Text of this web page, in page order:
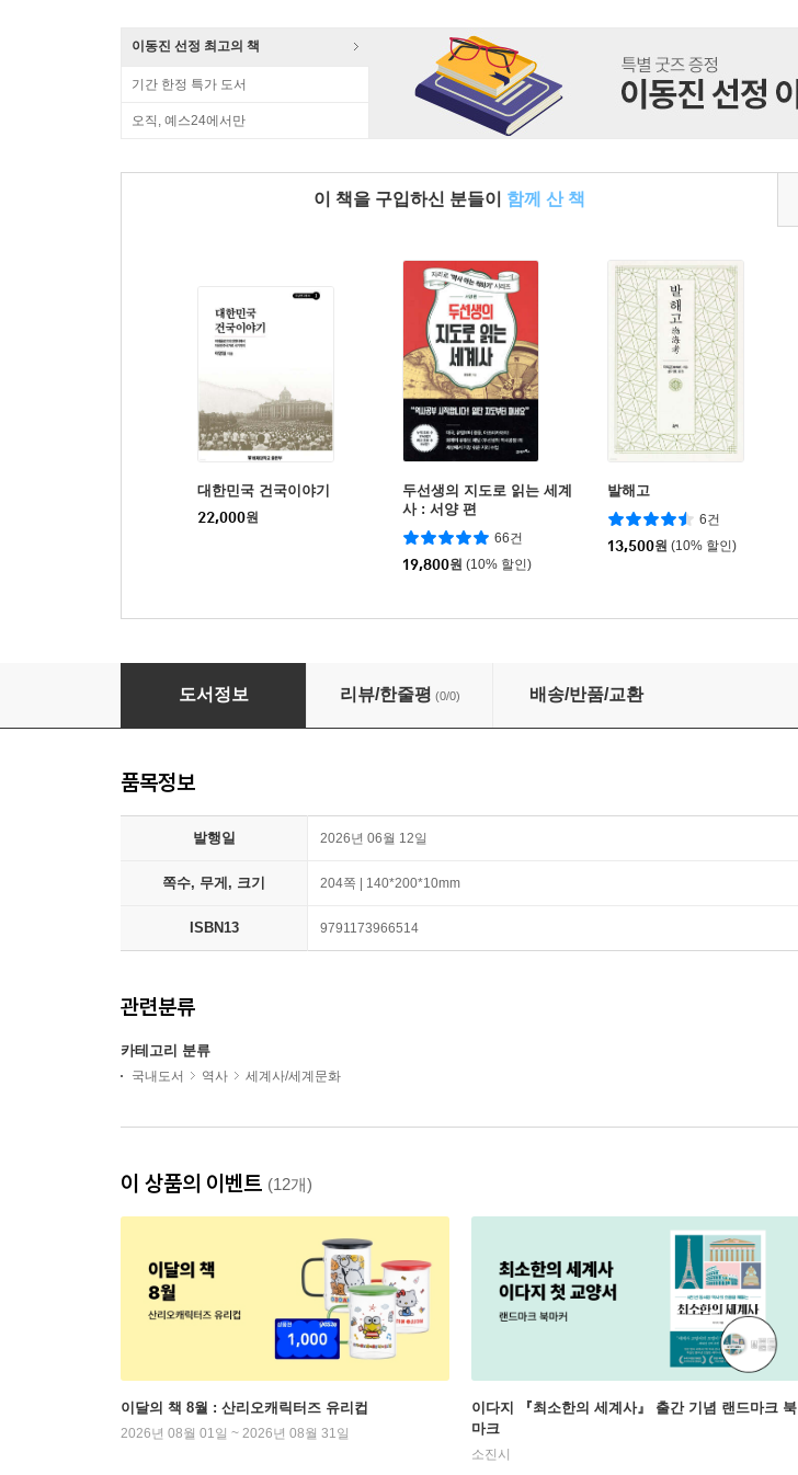
이동진 선정 최고의 책
기간 한정 특가 도서
오직, 예스24에서만
이 책을 구입하신 분들이 함께 산 책
대한민국 건국이야기
22,000원
두선생의 지도로 읽는 세계
사 : 서양 편
66건
19,800원 (10% 할인)
발해고
6건
13,500원 (10% 할인)
실크로드
도서정보 리뷰/한줄평 (0/0) 배송/반품/교환
품목정보
발행일 2026년 06월 12일
쪽수, 무게, 크기 204쪽 | 140*200*10mm
ISBN13 9791173966514
관련분류
카테고리 분류
국내도서 역사 세계사/세계문화
이 상품의 이벤트 (12개)
이달의 책 8월 : 산리오캐릭터즈 유리컵
2026년 08월 01일 ~ 2026년 08월 31일
이다지 『최소한의 세계사』 출간 기념 랜드마크 북
마크
소진시